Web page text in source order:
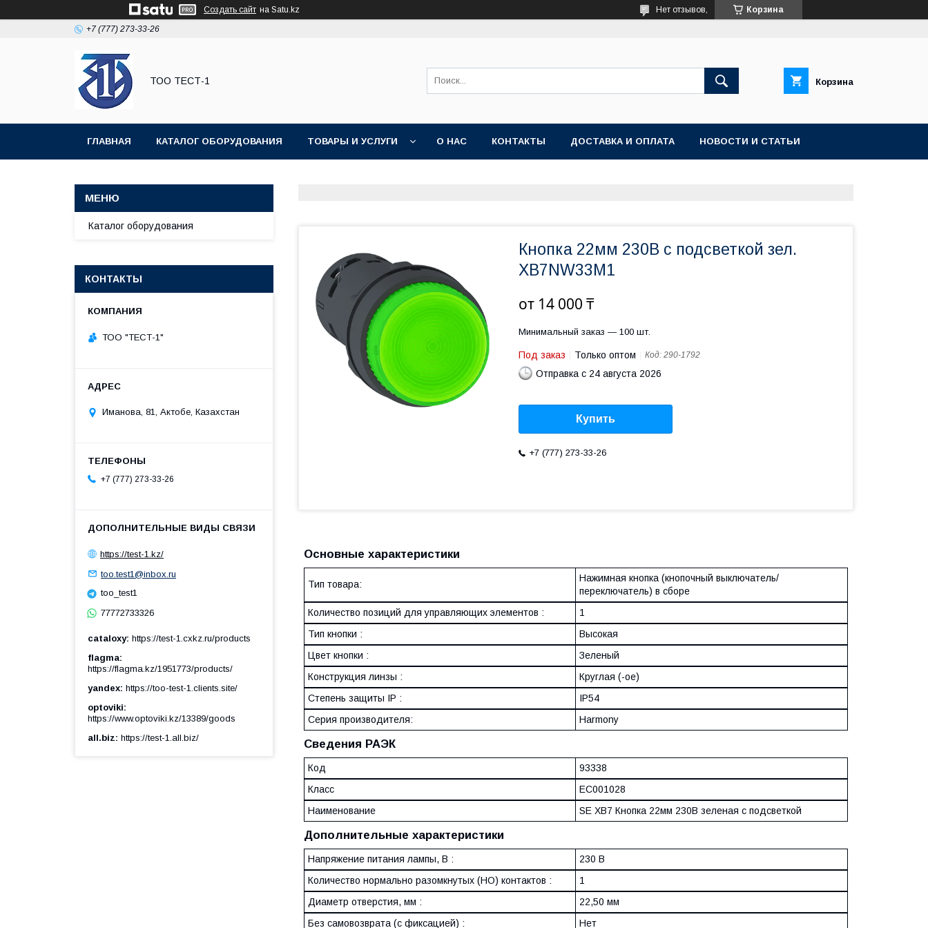
Создать сайт на Satu.kz Корзина
Нет отзывов,
+7 (777) 273-33-26
ТОО ТЕСТ-1 Корзина
ГЛАВНАЯ КАТАЛОГ ОБОРУДОВАНИЯ ТОВАРЫ И УСЛУГИ О НАС КОНТАКТЫ ДОСТАВКА И ОПЛАТА НОВОСТИ И СТАТЬИ
Кнопка 22мм 230В с подсветкой зел.
XB7NW33M1
от 14 000 ₸
Минимальный заказ — 100 шт.
Под заказ Только оптом Код: 290-1792
Отправка с 24 августа 2026
Купить
+7 (777) 273-33-26
Основные характеристики
Тип товара:
Нажимная кнопка (кнопочный выключатель/
переключатель) в сборе
Количество позиций для управляющих элементов :
1
Тип кнопки :
Высокая
Цвет кнопки :
Зеленый
Конструкция линзы :
Круглая (-ое)
Степень защиты IP :
IP54
Серия производителя:
Harmony
Сведения РАЭК
Код
93338
Класс
EC001028
Наименование
SE XB7 Кнопка 22мм 230В зеленая с подсветкой
Дополнительные характеристики
Напряжение питания лампы, В :
230 В
Количество нормально разомкнутых (НО) контактов :
1
Диаметр отверстия, мм :
22,50 мм
Без самовозврата (с фиксацией) :
Нет
Каталог оборудования
КОНТАКТЫ
ТОО "ТЕСТ-1"
Иманова, 81, Актобе, Казахстан
+7 (777) 273-33-26
https://test-1.kz/
too.test1@inbox.ru
too_test1
77772733326
cataloxy https://test-1.cxkz.ru/products
flagma
https://flagma.kz/1951773/products/
yandex https://too-test-1.clients.site/
optoviki
https://www.optoviki.kz/13389/goods
all.biz https://test-1.all.biz/